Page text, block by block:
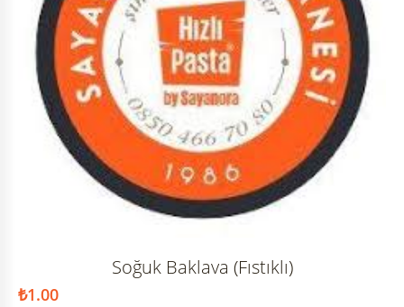
Soğuk Baklava (Fıstıklı)
₺1.00